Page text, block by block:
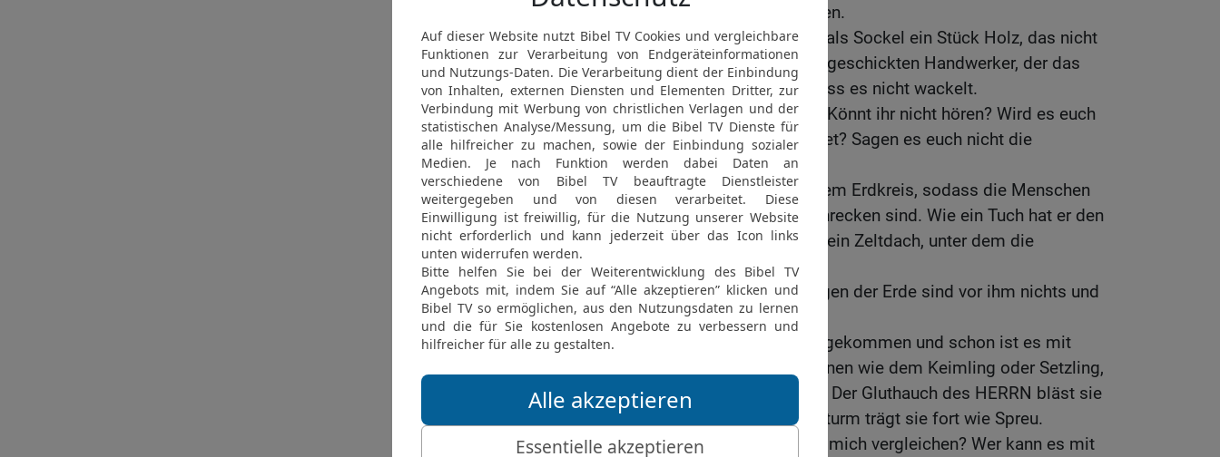
Goldblech und Silberstreifen.
20 Der Auftraggeber wählt als Sockel ein Stück Holz, das nicht
fault, und sucht sich einen geschickten Handwerker, der das
Bild darauf befestigt, sodass es nicht wackelt.
21 Begreift ihr denn nicht? Könnt ihr nicht hören? Wird es euch
nicht seit Urzeiten verkündet? Sagen es euch nicht die
Fundamente der Erde?
22 Gott thront hoch über dem Erdkreis, sodass die Menschen
für ihn so klein wie Heuschrecken sind. Wie ein Tuch hat er den
Himmel ausgespannt, wie ein Zeltdach, unter dem die
Menschen wohnen.
23 Die Großen und Mächtigen der Erde sind vor ihm nichts und
werden vernichtet.
24
Eben erst sind sie hochgekommen und schon ist es mit
ihnen zu Ende; es ergeht ihnen wie dem Keimling oder Setzling,
der gerade Wurzel schlägt: Der Gluthauch des HERRN bläst sie
an und sie verdorren; der Sturm trägt sie fort wie Spreu.
25 »Mit wem also wollt ihr mich vergleichen? Wer kann es mit